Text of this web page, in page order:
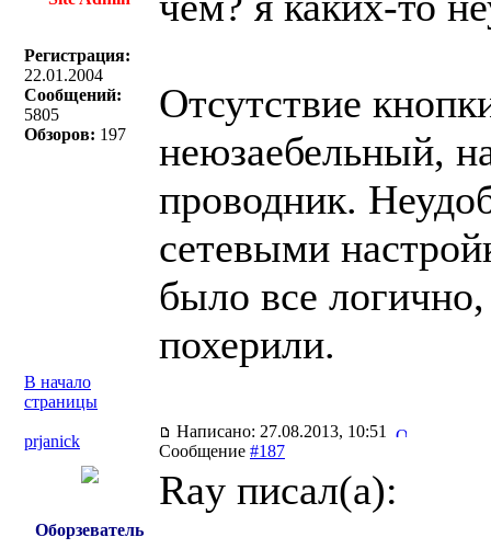
Регистрация:
22.01.2004
Сообщений:
5805
Обзоров: 197
Отсутствие
неюзаебельный,
проводник.
сетевыми
было все
похерили.
В начало
страницы
prjanick
Написано: 27.08.2013, 10:51
Сообщение #187
Оборзеватель
Ray писал(a):